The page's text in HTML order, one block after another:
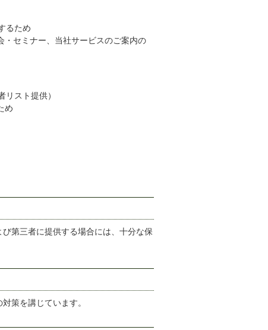
るため
・セミナー、当社サービスのご案内の
スト提供）
め
第三者に提供する場合には、十分な保
策を講じています。